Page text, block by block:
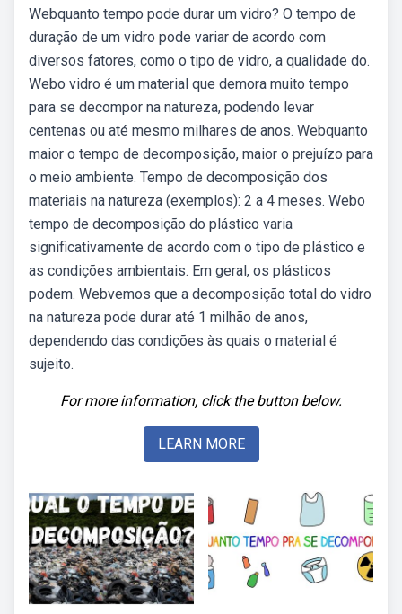
Webquanto tempo pode durar um vidro? O tempo de
duração de um vidro pode variar de acordo com
diversos fatores, como o tipo de vidro, a qualidade do.
Webo vidro é um material que demora muito tempo
para se decompor na natureza, podendo levar
centenas ou até mesmo milhares de anos. Webquanto
maior o tempo de decomposição, maior o prejuízo para
o meio ambiente. Tempo de decomposição dos
materiais na natureza (exemplos): 2 a 4 meses. Webo
tempo de decomposição do plástico varia
significativamente de acordo com o tipo de plástico e
as condições ambientais. Em geral, os plásticos
podem. Webvemos que a decomposição total do vidro
na natureza pode durar até 1 milhão de anos,
dependendo das condições às quais o material é
sujeito.
For more information, click the button below.
LEARN MORE